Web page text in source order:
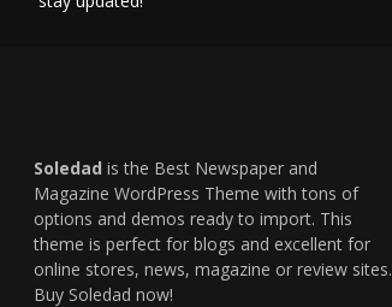
Soledad is the Best Newspaper and
Magazine WordPress Theme with tons of
options and demos ready to import. This
theme is perfect for blogs and excellent for
online stores, news, magazine or review sites.
Buy Soledad now!